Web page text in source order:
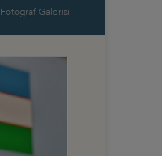
Fotoğraf Galerisi